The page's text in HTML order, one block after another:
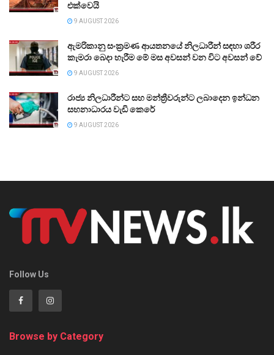
එක්වෙයි
9 AUGUST 2026
ඇමරිකානු සංක්‍රමණ ආයතනයේ නිලධාරීන් සඳහා ශරීර
කැමරා බෙදා හැරීම මේ මස අවසන් වන විට අවසන් වේ
9 AUGUST 2026
රාජ්‍ය නිලධාරීන්ට සහ මන්ත්‍රීවරුන්ට ලබාදෙන ඉන්ධන
සහනාධාරය වැඩි කෙරේ
9 AUGUST 2026
Follow Us
Browse by Category